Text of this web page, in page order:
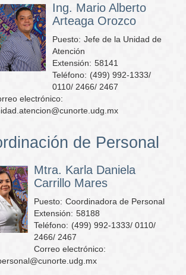
Ing. Mario Alberto
Arteaga Orozco
Puesto: Jefe de la Unidad de
Atención
Extensión: 58141
Teléfono: (499) 992-1333/
0110/ 2466/ 2467
electrónico:
de Personal
Mtra. Karla Daniela
Carrillo Mares
Puesto: Coordinadora de Personal
Extensión: 58188
Teléfono: (499) 992-1333/ 0110/
2466/ 2467
Correo electrónico: